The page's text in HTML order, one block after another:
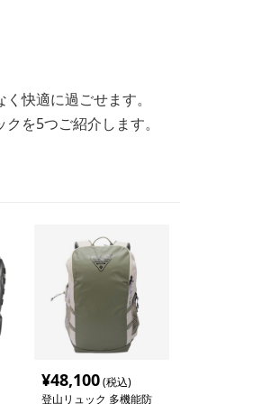
快適に過ごせます。
を5つご紹介します。
¥48,100(税込)
登山リュック 多機能防